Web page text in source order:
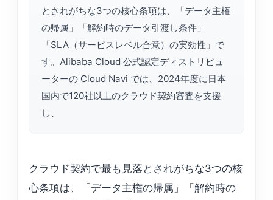
とされがちな3つの核心条項は、「データ主権
の帰属」「解約時のデータ引渡し条件」
「SLA（サービスレベル合意）の実効性」で
す。Alibaba Cloud 公式認定ディストリビュ
ーターの Cloud Navi では、2024年度に日本
国内で120社以上のクラウド契約審査を支援
し、
クラウド契約で最も見落とされがちな3つの核
心条項は、「データ主権の帰属」「解約時の